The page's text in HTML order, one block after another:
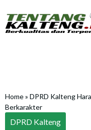
Home» DPRD Kalteng
Berkarakter
DPRD Kalteng